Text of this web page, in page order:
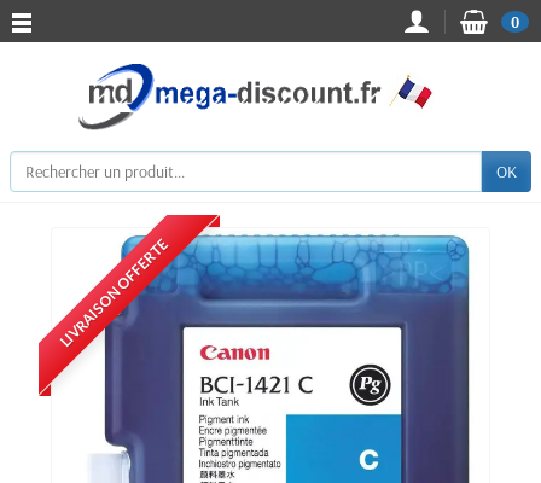
0
OK
LIVRAISON OFFERTE